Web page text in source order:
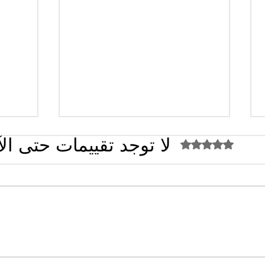
سؤال
تم التقييم بـ 0 من أصل 5 نجوم. لا توجد تقييمات حتى